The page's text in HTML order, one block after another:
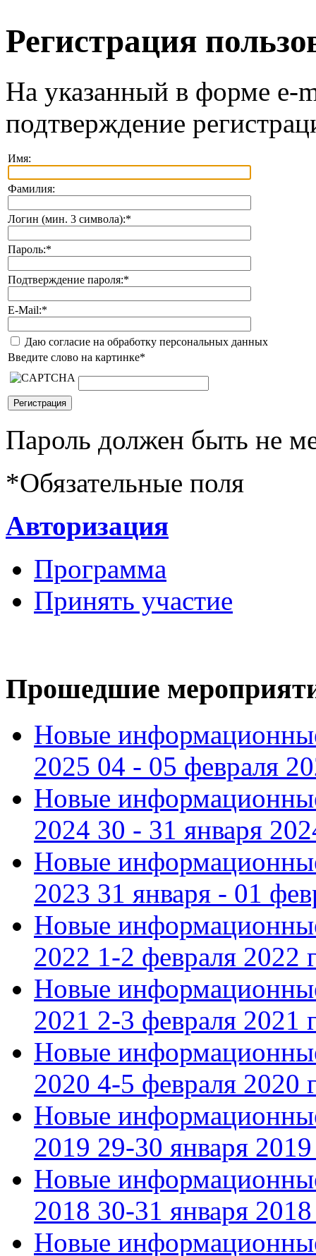
Регистрация
На указанный в форме e-
подтверждение
Имя:
Фамилия:
Логин (мин. 3 символа):*
Пароль:*
Подтверждение пароля:*
E-Mail:*
Даю согласие на обработку персональных данных
Введите слово на картинке*
Пароль должен быть не
*Обязательные поля
Авторизация
Программа
Принять участие
Прошедшие
Новые
2025 04 - 05 февраля
Новые
2024 30 - 31 января
Новые
2023 31 января - 01
Новые
2022 1-2 февраля 2022
Новые
2021 2-3 февраля 2021
Новые
2020 4-5 февраля 2020
Новые
2019 29-30 января 2019
Новые
2018 30-31 января 2018
Новые